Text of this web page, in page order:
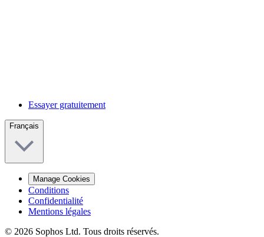
Essayer gratuitement
Français
Manage Cookies
Conditions
Confidentialité
Mentions légales
© 2026 Sophos Ltd. Tous droits réservés.